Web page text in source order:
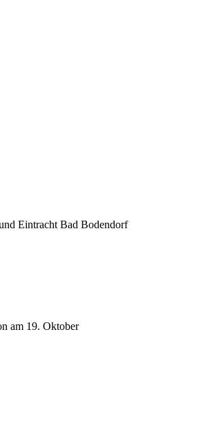
Eintracht Bad Bodendorf
am 19. Oktober